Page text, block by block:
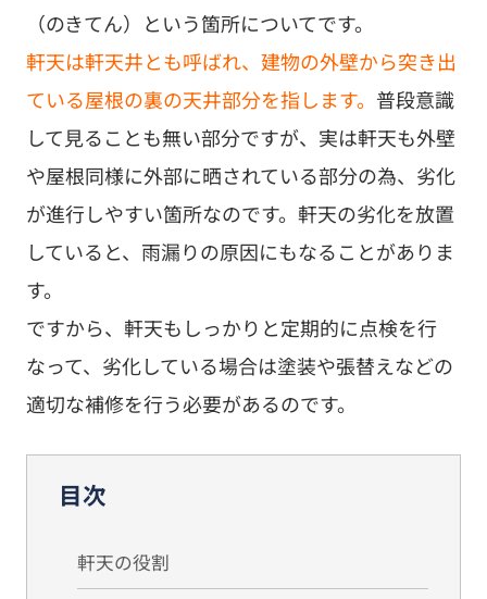
（のきてん）という箇所についてです。
軒天は軒天井とも呼ばれ、建物の外壁から突き出
ている屋根の裏の天井部分を指します。 普段意識
して見ることも無い部分ですが、実は軒天も外壁
や屋根同様に外部に晒されている部分の為、劣化
が進行しやすい箇所なのです。軒天の劣化を放置
していると、雨漏りの原因にもなることがありま
す。
ですから、軒天もしっかりと定期的に点検を行
なって、劣化している場合は塗装や張替えなどの
適切な補修を行う必要があるのです。
目次
軒天の役割